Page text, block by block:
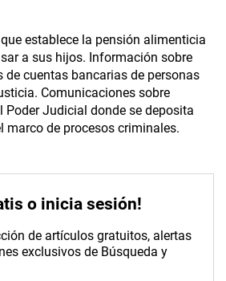
establece la pensión alimenticia
a sus hijos. Información sobre
cuentas bancarias de personas
Comunicaciones sobre
Poder Judicial donde se deposita
marco de procesos criminales.
o inicia sesión!
de artículos gratuitos, alertas
exclusivos de Búsqueda y